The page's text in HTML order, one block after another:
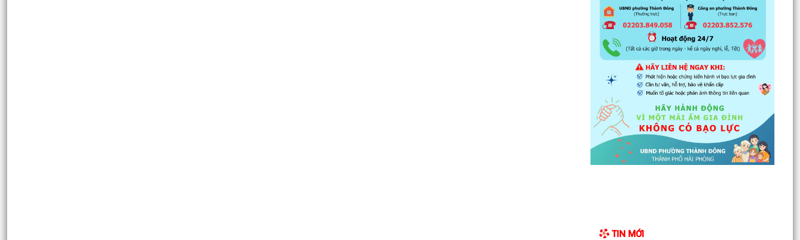
TIN MỚI
Đảng ủy phường Thành Đông đẩy mạnh tuyên
truyền, thực hiện Nghị quyết số 27-NQ/TW về
Phường Thành Đông tăng cương phân loại chất
thải rắn sinh hoạt tại nguồn: Hành động nhỏ, ý
nghĩa...
Phường Thành Đông tuyên truyền chương trình
tuyển chọn thực tập sinh nữ đi thực tập kỹ thuật
tại...
Phường Thành Đông tham dự Hội nghị trực
05 năm theo...